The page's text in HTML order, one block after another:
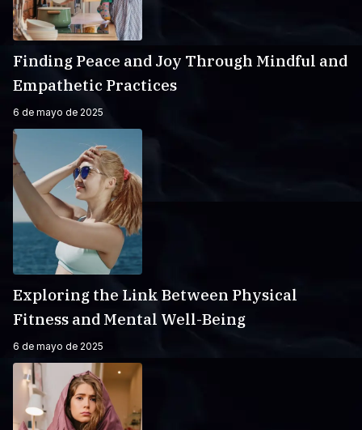
Finding Peace and Joy Through Mindful and
Empathetic Practices
6 de mayo de 2025
Exploring the Link Between Physical
Fitness and Mental Well-Being
6 de mayo de 2025